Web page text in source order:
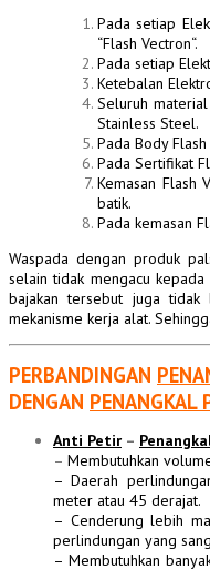
Pada setiap
“Flash Vectron“.
Pada setiap
Ketebalan
Seluruh
Stainless Steel.
Pada Body
Pada Sertifikat
Kemasan Flash
batik.
Pada kemasan
Waspada dengan produk
selain tidak mengacu
bajakan tersebut juga tidak
mekanisme kerja alat.
PERBANDINGAN
DENGAN PENANGKAL
Anti Petir –
– Membutuhkan
– Daerah
meter atau 45 derajat.
– Cenderung lebih
perlindungan yang
– Membutuhkan